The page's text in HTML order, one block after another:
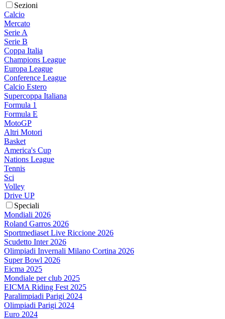
Sezioni
Calcio
Mercato
Serie A
Serie B
Coppa Italia
Champions League
Europa League
Conference League
Calcio Estero
Supercoppa Italiana
Formula 1
Formula E
MotoGP
Altri Motori
Basket
America's Cup
Nations League
Tennis
Sci
Volley
Drive UP
Speciali
Mondiali 2026
Roland Garros 2026
Sportmediaset Live Riccione 2026
Scudetto Inter 2026
Olimpiadi Invernali Milano Cortina 2026
Super Bowl 2026
Eicma 2025
Mondiale per club 2025
EICMA Riding Fest 2025
Paralimpiadi Parigi 2024
Olimpiadi Parigi 2024
Euro 2024